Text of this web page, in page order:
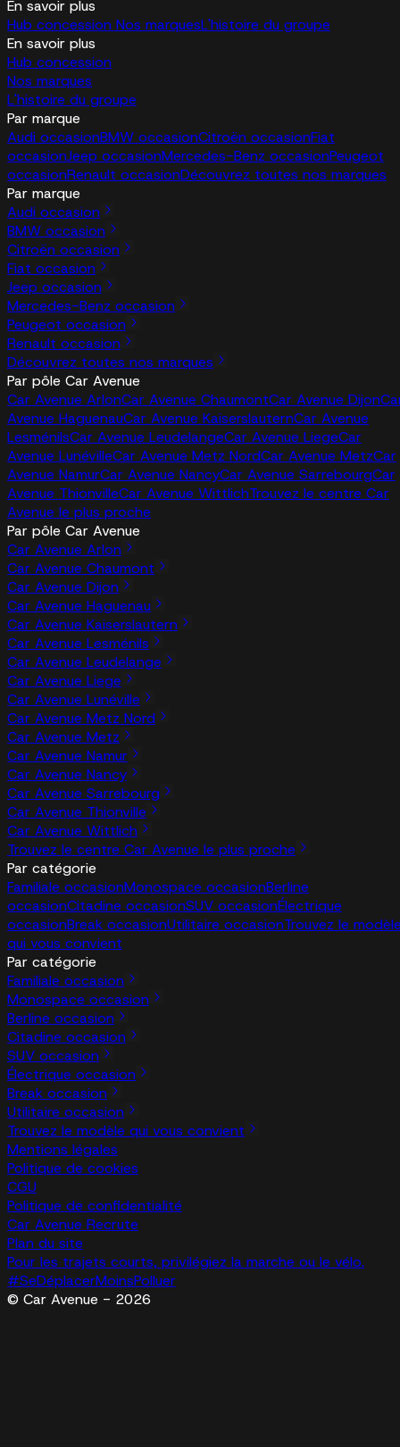
En savoir plus
Hub concession Nos marquesL'histoire du groupe
En savoir plus
Hub concession
Nos marques
L'histoire du groupe
Par marque
Audi occasionBMW occasionCitroën occasionFiat
occasionJeep occasionMercedes-Benz occasionPeugeot
occasionRenault occasionDécouvrez toutes nos marques
Par marque
Audi occasion
BMW occasion
Citroën occasion
Fiat occasion
Jeep occasion
Mercedes-Benz occasion
Peugeot occasion
Renault occasion
Découvrez toutes nos marques
Par pôle Car Avenue
Car Avenue ArlonCar Avenue ChaumontCar Avenue Dijon
Avenue HaguenauCar Avenue KaiserslauternCar Avenue
LesménilsCar Avenue LeudelangeCar Avenue LiegeCar
Avenue LunévilleCar Avenue Metz NordCar Avenue MetzCar
Avenue NamurCar Avenue NancyCar Avenue SarrebourgCar
Avenue ThionvilleCar Avenue WittlichTrouvez le centre Car
Avenue le plus proche
Par pôle Car Avenue
Car Avenue Arlon
Car Avenue Chaumont
Car Avenue Dijon
Car Avenue Haguenau
Car Avenue Kaiserslautern
Car Avenue Lesménils
Car Avenue Leudelange
Car Avenue Liege
Car Avenue Lunéville
Car Avenue Metz Nord
Car Avenue Metz
Car Avenue Namur
Car Avenue Nancy
Car Avenue Sarrebourg
Car Avenue Thionville
Car Avenue Wittlich
Trouvez le centre Car Avenue le plus proche
Par catégorie
Familiale occasionMonospace occasionBerline
occasionCitadine occasionSUV occasionÉlectrique
occasionBreak occasionUtilitaire occasionTrouvez le
qui vous convient
Par catégorie
Familiale occasion
Monospace occasion
Berline occasion
Citadine occasion
SUV occasion
Électrique occasion
Break occasion
Utilitaire occasion
Trouvez le modèle qui vous convient
Mentions légales
Politique de cookies
CGU
Politique de confidentialité
Car Avenue Recrute
Plan du site
Pour les trajets courts, privilégiez la marche ou le vélo.
#SeDéplacerMoinsPolluer
© Car Avenue - 2026